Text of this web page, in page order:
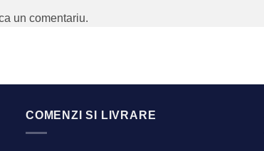
un comentariu.
COMENZI SI LIVRARE